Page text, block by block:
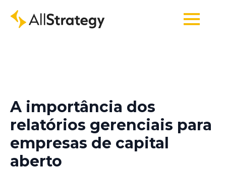
A importância dos
relatórios gerenciais para
empresas de capital
aberto